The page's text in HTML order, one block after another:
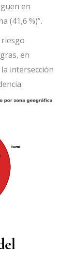
en
(41,6 %)”.
en
intersección